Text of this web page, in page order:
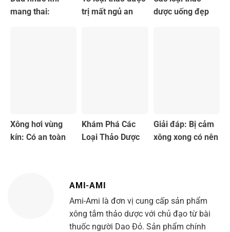
mang thai:
trị mất ngủ an
dược uống đẹp
Xông hơi vùng
kín: Có an toàn
Khám Phá Các
Loại Thảo Dược
Giải đáp: Bị cảm
xông xong có nên
AMI-AMI
Ami-Ami là đơn vị cung cấp sản phẩm
xông tắm thảo dược với chủ đạo từ bài
thuốc người Dao Đỏ. Sản phẩm chính